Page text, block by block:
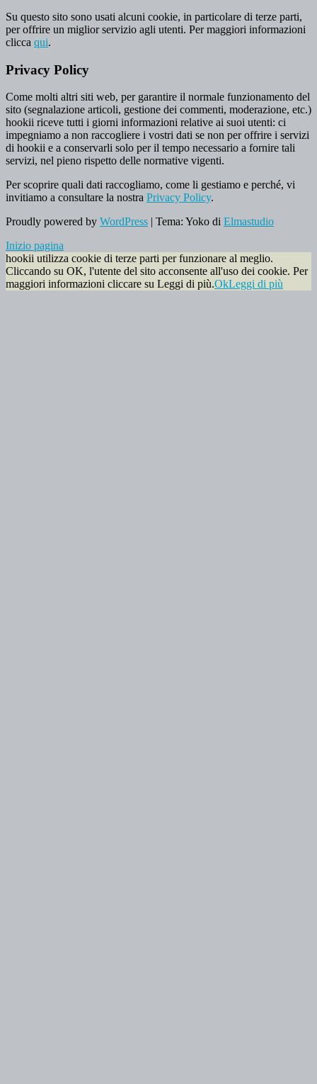
Su questo sito sono usati alcuni cookie, in particolare di terze parti,
per offrire un miglior servizio agli utenti. Per maggiori informazioni
clicca qui.
Privacy Policy
Come molti altri siti web, per garantire il normale funzionamento del
sito (segnalazione articoli, gestione dei commenti, moderazione, etc.)
hookii riceve tutti i giorni informazioni relative ai suoi utenti: ci
impegniamo a non raccogliere i vostri dati se non per offrire i servizi
di hookii e a conservarli solo per il tempo necessario a fornire tali
servizi, nel pieno rispetto delle normative vigenti.
Per scoprire quali dati raccogliamo, come li gestiamo e perché, vi
invitiamo a consultare la nostra Privacy Policy.
Proudly powered by WordPress | Tema: Yoko di Elmastudio
Inizio pagina
hookii utilizza cookie di terze parti per funzionare al meglio.
Cliccando su OK, l'utente del sito acconsente all'uso dei cookie. Per
maggiori informazioni cliccare su Leggi di più.OkLeggi di più